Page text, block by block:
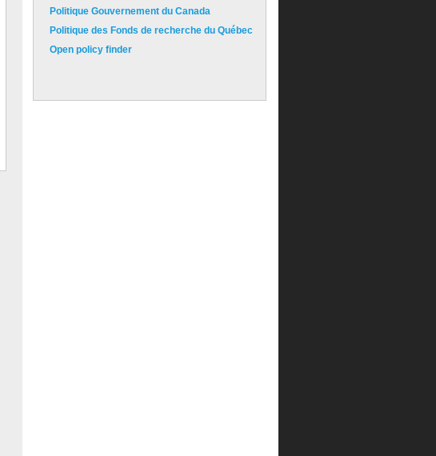
Politique Gouvernement du Canada
Politique des Fonds de recherche du Québec
Open policy finder